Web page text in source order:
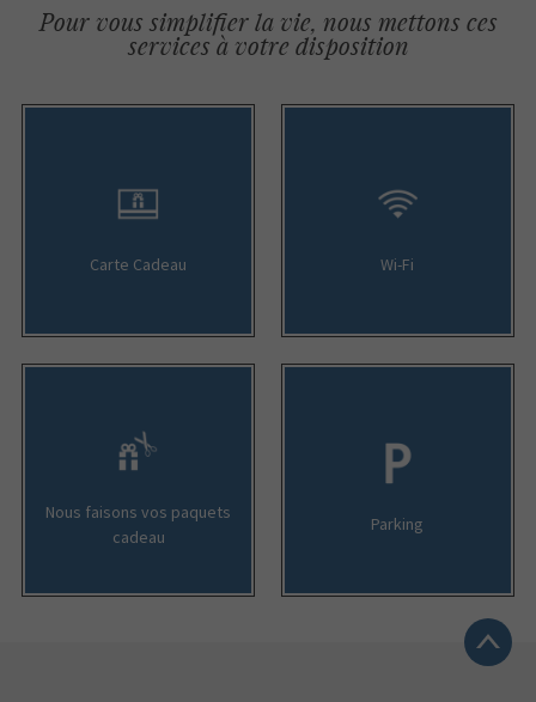
Pour vous simplifier la vie, nous mettons ces
services à votre disposition
Carte Cadeau Wi-Fi
Nous faisons vos paquets
cadeau
Parking